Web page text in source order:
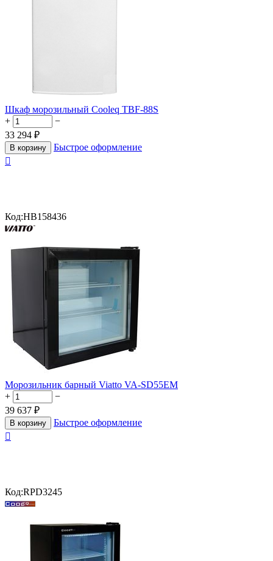
Шкаф морозильный Cooleq TBF-88S
+
−
33 294 ₽
В корзину
Быстрое оформление

Код:HB158436
Морозильник барный Viatto VA-SD55EM
+
−
39 637 ₽
В корзину
Быстрое оформление

Код:RPD3245